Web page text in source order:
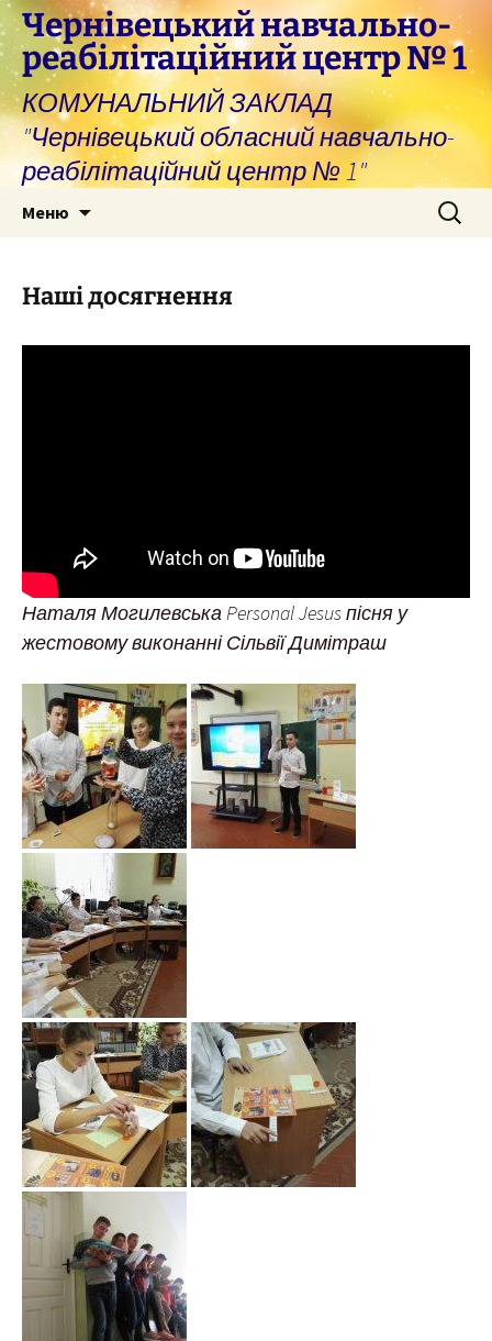
Перейти
до
вмісту
Чернівецький навчально-
реабілітаційний центр № 1
КОМУНАЛЬНИЙ ЗАКЛАД
"Чернівецький обласний навчально-
реабілітаційний центр № 1"
Меню Пошук:
Наші досягнення
Наталя Могилевська Personal Jesus пісня у
жестовому виконанні Сільвії Димітраш